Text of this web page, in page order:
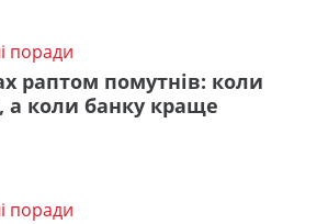
поради
раптом помутнів: коли
а коли банку краще
поради